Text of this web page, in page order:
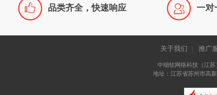
 品类齐全，快速响应  一对
关于我们 推广
中细软网络科技（江
地址：江苏省苏州市高